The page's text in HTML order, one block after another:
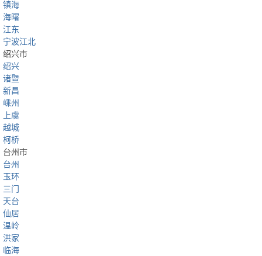
镇海
海曙
江东
宁波江北
绍兴市
绍兴
诸暨
新昌
嵊州
上虞
越城
柯桥
台州市
台州
玉环
三门
天台
仙居
温岭
洪家
临海